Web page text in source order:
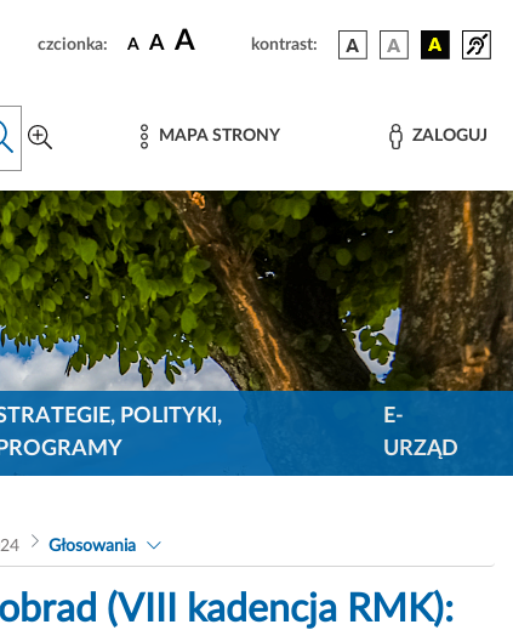
czcionka: A A A kontrast:
MAPA STRONY ZALOGUJ
POLITYKI,
PROGRAMY
E-
URZĄD
Głosowania
(VIII kadencja RMK):